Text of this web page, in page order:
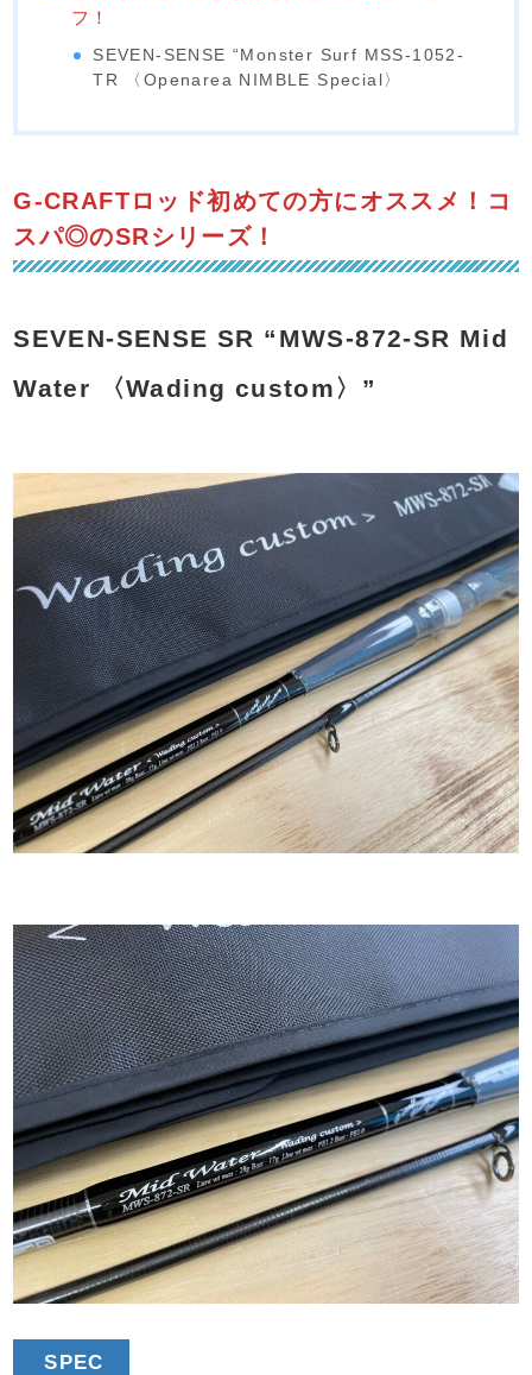
フ！
SEVEN-SENSE “Monster Surf MSS-1052-
TR 〈Openarea NIMBLE Special〉
G-CRAFTロッド初めての方にオススメ！コ
スパ◎のSRシリーズ！
SEVEN-SENSE SR “MWS-872-SR Mid
Water 〈Wading custom〉”
SPEC